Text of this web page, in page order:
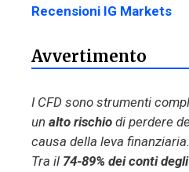
Recensioni IG Markets
Avvertimento
I CFD sono strumenti
un alto rischio di perdere
causa della leva finanziaria.
Tra il 74-89% dei conti